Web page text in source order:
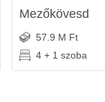
Mezőkövesd
57.9 M Ft
4 + 1 szoba